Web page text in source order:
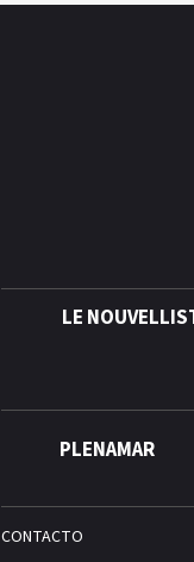
LE
PLENAMAR
CONTACTO